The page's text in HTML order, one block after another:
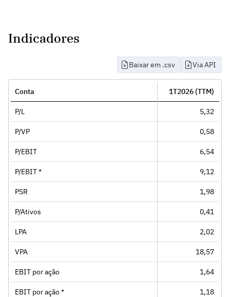
Indicadores
Baixar em .csv Via API
Conta 1T2026 (TTM)
P/L 5,32
P/VP 0,58
P/EBIT 6,54
P/EBIT * 9,12
PSR 1,98
P/Ativos 0,41
LPA 2,02
VPA 18,57
EBIT por ação 1,64
EBIT por ação * 1,18